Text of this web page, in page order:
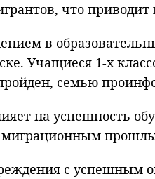
что
в
Учащиеся 1-х
семью
на успешность
с успешным